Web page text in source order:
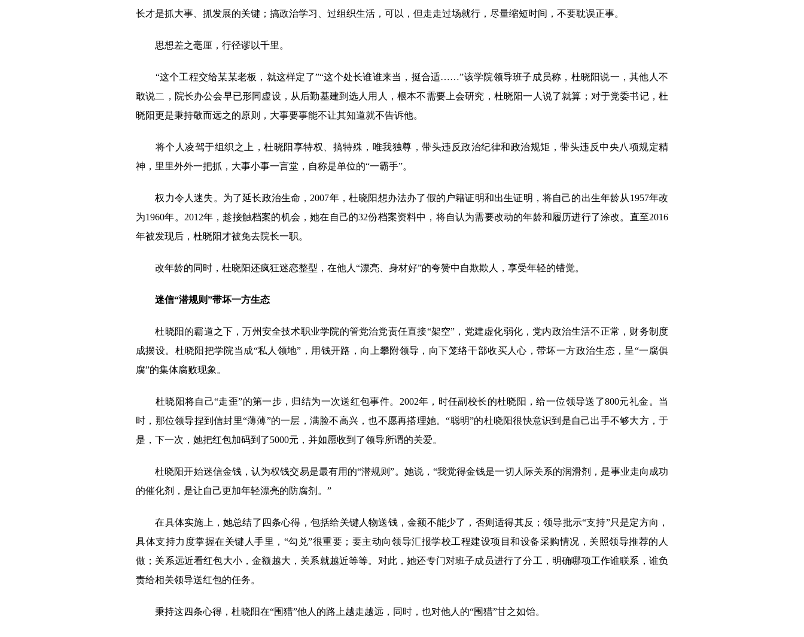
长才是抓大事、抓发展的关键；搞政治学习、过组织生活，可以，但走走过场就行，尽量缩短时间，不要耽误正事。
思想差之毫厘，行径谬以千里。
“这个工程交给某某老板，就这样定了”“这个处长谁谁来当，挺合适……”该学院领导班子成员称，杜晓阳说一，其他人不
敢说二，院长办公会早已形同虚设，从后勤基建到选人用人，根本不需要上会研究，杜晓阳一人说了就算；对于党委书记，杜
晓阳更是秉持敬而远之的原则，大事要事能不让其知道就不告诉他。
将个人凌驾于组织之上，杜晓阳享特权、搞特殊，唯我独尊，带头违反政治纪律和政治规矩，带头违反中央八项规定精
神，里里外外一把抓，大事小事一言堂，自称是单位的“一霸手”。
权力令人迷失。为了延长政治生命，2007年，杜晓阳想办法办了假的户籍证明和出生证明，将自己的出生年龄从1957年改
为1960年。2012年，趁接触档案的机会，她在自己的32份档案资料中，将自认为需要改动的年龄和履历进行了涂改。直至2016
年被发现后，杜晓阳才被免去院长一职。
改年龄的同时，杜晓阳还疯狂迷恋整型，在他人“漂亮、身材好”的夸赞中自欺欺人，享受年轻的错觉。
迷信“潜规则”带坏一方生态
杜晓阳的霸道之下，万州安全技术职业学院的管党治党责任直接“架空”，党建虚化弱化，党内政治生活不正常，财务制度
成摆设。杜晓阳把学院当成“私人领地”，用钱开路，向上攀附领导，向下笼络干部收买人心，带坏一方政治生态，呈“一腐俱
腐”的集体腐败现象。
杜晓阳将自己“走歪”的第一步，归结为一次送红包事件。2002年，时任副校长的杜晓阳，给一位领导送了800元礼金。当
时，那位领导捏到信封里“薄薄”的一层，满脸不高兴，也不愿再搭理她。“聪明”的杜晓阳很快意识到是自己出手不够大方，于
是，下一次，她把红包加码到了5000元，并如愿收到了领导所谓的关爱。
杜晓阳开始迷信金钱，认为权钱交易是最有用的“潜规则”。她说，“我觉得金钱是一切人际关系的润滑剂，是事业走向成功
的催化剂，是让自己更加年轻漂亮的防腐剂。”
在具体实施上，她总结了四条心得，包括给关键人物送钱，金额不能少了，否则适得其反；领导批示“支持”只是定方向，
具体支持力度掌握在关键人手里，“勾兑”很重要；要主动向领导汇报学校工程建设项目和设备采购情况，关照领导推荐的人
做；关系远近看红包大小，金额越大，关系就越近等等。对此，她还专门对班子成员进行了分工，明确哪项工作谁联系，谁负
责给相关领导送红包的任务。
秉持这四条心得，杜晓阳在“围猎”他人的路上越走越远，同时，也对他人的“围猎”甘之如饴。